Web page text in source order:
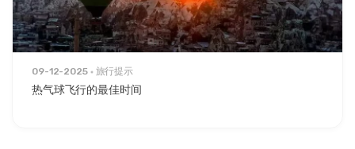
09-12-2025 旅行提示
热气球飞行的最佳时间